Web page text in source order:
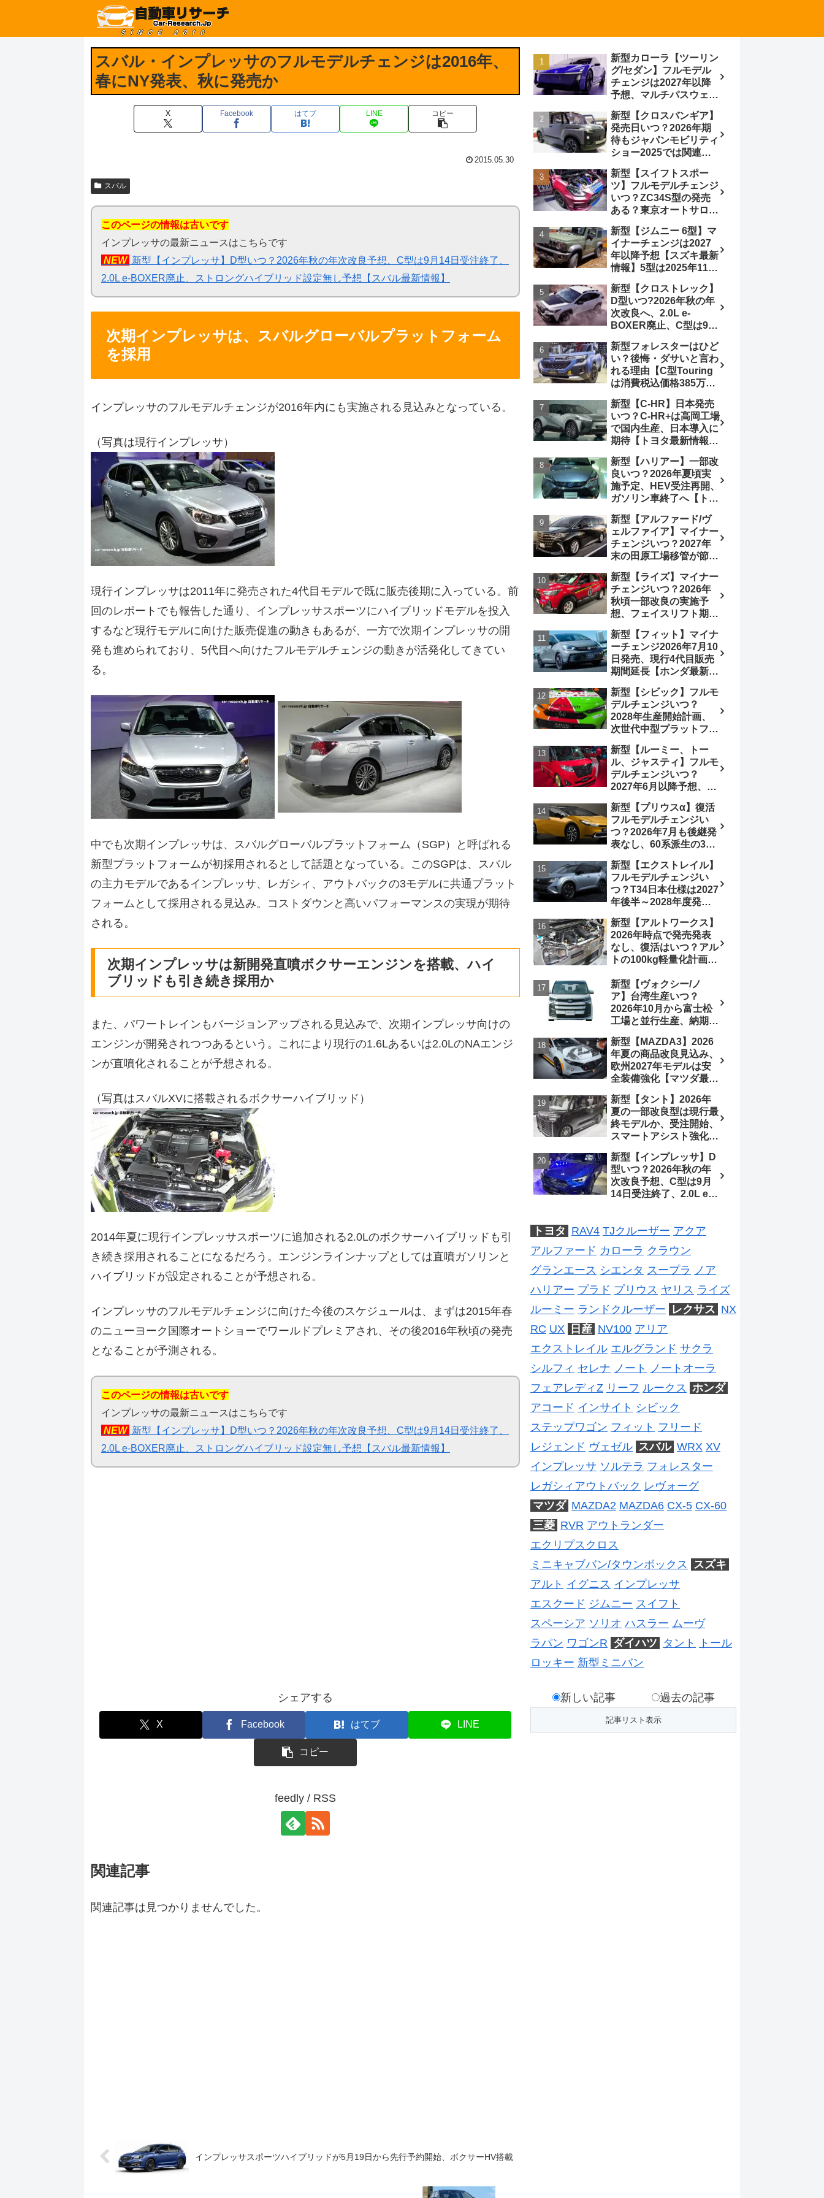
スバル・インプレッサのフルモデルチェンジは2016年、
春にNY発表、秋に発売か
X Facebook はてブ LINE コピー
2015.05.30
スバル
このページの情報は古いです
インプレッサの最新ニュースはこちらです
NEW 新型【インプレッサ】D型いつ？2026年秋の年次改良予想、C型は9月14日受注終了、
2.0L e-BOXER廃止、ストロングハイブリッド設定無し予想【スバル最新情報】
次期インプレッサは、スバルグローバルプラットフォーム
を採用
インプレッサのフルモデルチェンジが2016年内にも実施される見込みとなっている。
（写真は現行インプレッサ）
現行インプレッサは2011年に発売された4代目モデルで既に販売後期に入っている。前
回のレポートでも報告した通り、インプレッサスポーツにハイブリッドモデルを投入
するなど現行モデルに向けた販売促進の動きもあるが、一方で次期インプレッサの開
発も進められており、5代目へ向けたフルモデルチェンジの動きが活発化してきてい
る。
中でも次期インプレッサは、スバルグローバルプラットフォーム（SGP）と呼ばれる
新型プラットフォームが初採用されるとして話題となっている。このSGPは、スバル
の主力モデルであるインプレッサ、レガシィ、アウトバックの3モデルに共通プラット
フォームとして採用される見込み。コストダウンと高いパフォーマンスの実現が期待
される。
次期インプレッサは新開発直噴ボクサーエンジンを搭載、ハイ
ブリッドも引き続き採用か
また、パワートレインもバージョンアップされる見込みで、次期インプレッサ向けの
エンジンが開発されつつあるという。これにより現行の1.6Lあるいは2.0LのNAエンジ
ンが直噴化されることが予想される。
（写真はスバルXVに搭載されるボクサーハイブリッド）
2014年夏に現行インプレッサスポーツに追加される2.0Lのボクサーハイブリッドも引
き続き採用されることになるだろう。エンジンラインナップとしては直噴ガソリンと
ハイブリッドが設定されることが予想される。
インプレッサのフルモデルチェンジに向けた今後のスケジュールは、まずは2015年春
のニューヨーク国際オートショーでワールドプレミアされ、その後2016年秋頃の発売
となることが予測される。
このページの情報は古いです
インプレッサの最新ニュースはこちらです
NEW 新型【インプレッサ】D型いつ？2026年秋の年次改良予想、C型は9月14日受注終了、
2.0L e-BOXER廃止、ストロングハイブリッド設定無し予想【スバル最新情報】
シェアする
X Facebook はてブ LINE
コピー
feedly / RSS
関連記事
関連記事は見つかりませんでした。
インプレッサスポーツハイブリッドが5月19日から先行予約開始、ボクサーHV搭載
新型カローラ【ツーリン
グ/セダン】フルモデル
チェンジは2027年以降
予想、マルチパスウェイ
BEVからの派生で新開発
小型エンジン搭載の
HEV/PHEV、ギガキャ
ストの採用は無しか【ト
ヨタ最新情報】60周年記
念車発売
新型【クロスバンギア】
発売日いつ？2026年期
待もジャパンモビリティ
ショー2025では関連モ
最新情報】ベース車ノ
ア/ヴォクシーの台湾生
産開始に注目、「ギア」
のほか「コア」と「ツー
ル」、デリカD:5対抗の
クロスオーバーSUVミニ
バン
新型【スイフトスポー
ツ】フルモデルチェンジ
いつ？ZC34S型の発売
ある？東京オートサロン
エロー レヴはスイスポ
コンセプトか？ハイブリ
ッド化/重量増/価格アッ
プが争点【スズキ最新情
報】特別仕様車
「ZC33S Final
Edition」終了
新型【ジムニー 6型】マ
イナーチェンジは2027
年以降予想【スズキ最新
情報】5型は2025年11月
ACC・スズキコネクト
採用
新型【クロストレック】
D型いつ?2026年秋の年
次改良へ、2.0L e-
BOXER廃止、C型は9月
ーボ採用予想【スバル最
新情報】
新型フォレスターはひど
い？後悔・ダサいと言わ
れる理由【C型Touring
は消費税込価格385万円
19.1km/L、納期4～5か
月】ナビUI・冬用タイ
ヤ・ウィルダネス日本発
売は？カーオブザイヤー
とJNCAP大賞受賞後も
残る注意点
新型【C-HR】日本発売
いつ？C-HR+は高岡工場
で国内生産、日本導入に
期待【トヨタ最新情報】
売、2代目HEV・PHEV
は日本未導入
新型【ハリアー】一部改
良いつ？2026年夏頃実
施予定、HEV受注再開、
ガソリン車終了へ【トヨ
チェンジ2027年以降予
想
新型【アルファード/ヴ
ェルファイア】マイナー
チェンジいつ？2027年
末の田原工場移管が節目
のフェイスリフト予想
【トヨタ最新情報】
2026年6月一部改良済
み、消費税込価格559万
9000円から
新型【ライズ】マイナー
チェンジいつ？2026年
秋頃一部改良の実施予
想、フェイスリフト期
2～3ヵ月に短縮【ダイハ
ツ最新情報】前回改良は
2024年11月5日、価格
180.07～244.2万円、値
上げ約8～10万円、法規
対応、ハイブリッド
4WD追加まだ、フルモ
デルチェンジはトヨタが
介入か
新型【フィット】マイナ
ーチェンジ2026年7月10
日発売、現行4代目販売
期間延長【ホンダ最新情
いつ？フルモデルチェン
ジは2029年頃まで遅れ
る予想
新型【シビック】フルモ
デルチェンジいつ？
2028年生産開始計画、
次世代中型プラットフォ
搭載予想【ホンダ最新情
報】Honda S+ Shiftは現
行e:HEV RS 消費税込
4,659,600円で先行導入
新型【ルーミー、トー
ル、ジャスティ】フルモ
デルチェンジいつ？
2027年6月以降予想、ビ
う無い？【トヨタ最新情
報】1.2Lハイブリッド追
加は次期型に期待
新型【プリウスα】復活
フルモデルチェンジい
つ？2026年7月も後継発
表なし、60系派生の3列
発売される可能性は【ト
ヨタ最新情報デザイン予
想画像】スライドドア装
備の要望も
新型【エクストレイル】
フルモデルチェンジい
つ？T34日本仕様は2027
年後半～2028年度発売
米ローグe-POWERは
2026年後半投入へ
新型【アルトワークス】
2026年時点で発売発表
なし、復活はいつ？アル
トの100kg軽量化計画は
処、5MTターボとアルト
スピリットに期待【スズ
キ最新情報】
新型【ヴォクシー/ノ
ア】台湾生産いつ？
2026年10月から富士松
工場と並行生産、納期短
2026年5月6日マイナー
チェンジ、価格 NOAH
326万1500円、VOXY
375万1000円、特別仕様
車 WxBと煌の追加に期
待、S-Zに12.3インチメ
ーター
新型【MAZDA3】2026
年夏の商品改良見込み、
欧州2027年モデルは安
全装備強化【マツダ最新
ジは2028年以降予想
新型【タント】2026年
夏の一部改良型は現行最
終モデルか、受注開始、
スマートアシスト強化と
フルモデルチェンジ予想
【ダイハツ最新情報】
新型【インプレッサ】D
型いつ？2026年秋の年
次改良予想、C型は9月
14日受注終了、2.0L e-
予想【スバル最新情報】
トヨタ RAV4 TJクルーザー アクア
アルファード カローラ クラウン
グランエース シエンタ スープラ
ノア
ハリアー プラド プリウス ヤリス ライズ
ルーミー ランドクルーザー レクサス NX
RC UX 日産 NV100 アリア
エクストレイル エルグランド サクラ
シルフィ セレナ ノート
ノートオーラ
フェアレディZ リーフ ルークス ホンダ
アコード インサイト シビック
ステップワゴン フィット フリード
レジェンド ヴェゼル スバル WRX XV
インプレッサ ソルテラ フォレスター
レガシィアウトバック レヴォーグ
マツダ MAZDA2 MAZDA6 CX-5 CX-60
三菱 RVR アウトランダー
エクリプスクロス
ミニキャブバン/タウンボックス
スズキ
アルト イグニス インプレッサ
エスクード ジムニー スイフト
スペーシア ソリオ ハスラー ムーヴ
ラパン ワゴンR ダイハツ タント
トール
ロッキー 新型ミニバン
新しい記事 過去の記事